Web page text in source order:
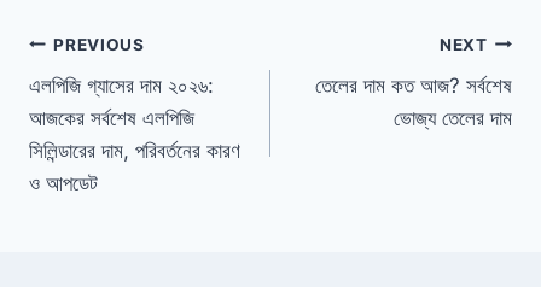
Post
navigation
PREVIOUS
এলপিজি গ্যাসের দাম ২০২৬:
আজকের সর্বশেষ এলপিজি
সিলিন্ডারের দাম, পরিবর্তনের কারণ
ও আপডেট
NEXT
তেলের দাম কত আজ? সর্বশেষ
ভোজ্য তেলের দাম